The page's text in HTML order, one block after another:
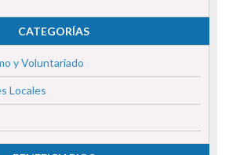
CATEGORÍAS
y Voluntariado
Locales